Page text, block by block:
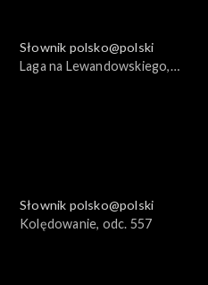
Słownik polsko@polski
Laga na Lewandowskiego,
Słownik polsko@polski
Kolędowanie, odc. 557